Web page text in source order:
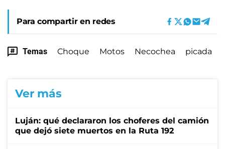
Para compartir en redes
Temas Choque Motos Necochea picada
Ver más
Luján: qué declararon los choferes del camión
que dejó siete muertos en la Ruta 192